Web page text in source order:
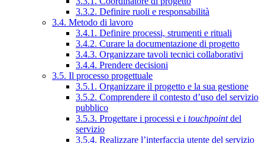
3.3.2. Definire ruoli e responsabilità
3.4. Metodo di lavoro
3.4.1. Definire processi, strumenti e rituali
3.4.2. Curare la documentazione di progetto
3.4.3. Organizzare tavoli tecnici collaborativi
3.4.4. Prendere decisioni
3.5. Il processo progettuale
3.5.1. Organizzare il progetto e la sua gestione
3.5.2. Comprendere il contesto d’uso del servizio
pubblico
3.5.3. Progettare i processi e i touchpointdel
servizio
3.5.4. Realizzare l’interfaccia utente del servizio